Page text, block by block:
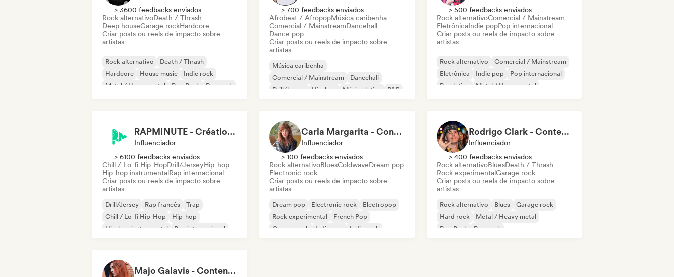
> 3600 feedbacks enviados
Rock alternativoDeath / Thrash
Deep houseGarage rockHardcore
Criar posts ou reels de impacto sobre
artistas
Rock alternativo
Death / Thrash
Hardcore
House music
Indie rock
Metal / Heavy metal
Pop Punk Pop rock
> 700 feedbacks enviados
Afrobeat / AfropopMúsica caribenha
Comercial / MainstreamDancehall
Dance pop
Criar posts ou reels de impacto sobre
artistas
Música caribenha
Comercial / Mainstream
Dancehall
Drill/Jersey
Hip-hop Música latina
R&B
> 500 feedbacks enviados
Rock alternativoComercial / Mainstream
EletrônicaIndie popPop internacional
Criar posts ou reels de impacto sobre
artistas
Rock alternativo
Comercial / Mainstream
Eletrônica
Indie pop
Pop internacional
Pop latino
Metal / Heavy metal
RAPMINUTE - Création de Contenu
Influenciador
> 6100 feedbacks enviados
Chill / Lo-fi Hip-HopDrill/JerseyHip-hop
Hip-hop instrumentalRap internacional
Criar posts ou reels de impacto sobre
artistas
Drill/Jersey Rap francês
Trap
Chill / Lo-fi Hip-Hop
Hip-hop
Hip-hop instrumental
Rap internacional
Carla Margarita - Content Creator
Influenciador
> 100 feedbacks enviados
Rock alternativoBluesColdwaveDream pop
Electronic rock
Criar posts ou reels de impacto sobre
artistas
Dream pop Electronic rock
Electropop
Rock experimental
French Pop
Garage rock
Indie pop Indie rock
Rodrigo Clark - Content Creator
Influenciador
> 400 feedbacks enviados
Rock alternativoBluesDeath / Thrash
Rock experimentalGarage rock
Criar posts ou reels de impacto sobre
artistas
Rock alternativo Blues
Garage rock
Hard rock
Metal / Heavy metal
Pop Punk
Pop rock
Majo Galavis - Content Creator